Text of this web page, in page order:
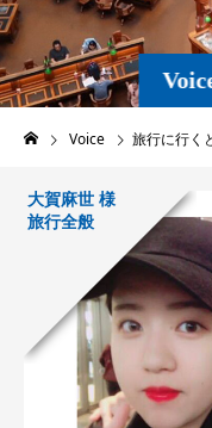
Voice 旅行に行くとき
大賀麻世 様
旅行全般